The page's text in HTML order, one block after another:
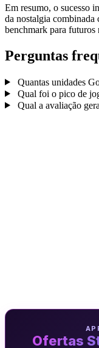
Em resumo, o sucesso
da nostalgia combinada
benchmark para futuros
Perguntas
Quantas unidades
Qual foi o pico de
Qual a avaliação
Ofertas